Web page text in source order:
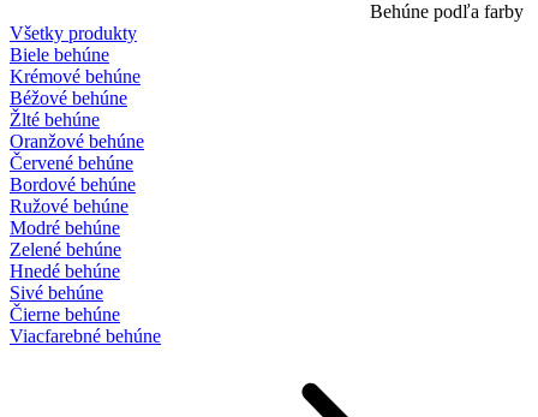
Behúne podľa farby
Všetky produkty
Biele behúne
Krémové behúne
Béžové behúne
Žlté behúne
Oranžové behúne
Červené behúne
Bordové behúne
Ružové behúne
Modré behúne
Zelené behúne
Hnedé behúne
Sivé behúne
Čierne behúne
Viacfarebné behúne